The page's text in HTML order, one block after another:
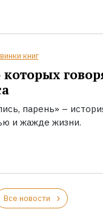
книг
которых
парень» –
и жажде жизни.
Все новости